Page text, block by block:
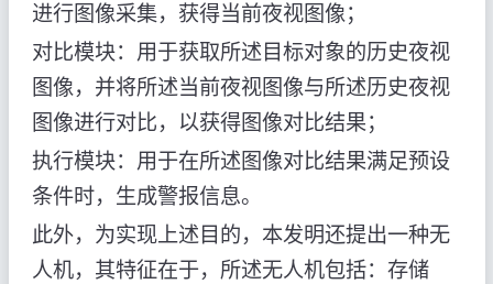
进行图像采集，获得当前夜视图像；
对比模块：用于获取所述目标对象的历史夜视
图像，并将所述当前夜视图像与所述历史夜视
图像进行对比，以获得图像对比结果；
执行模块：用于在所述图像对比结果满足预设
条件时，生成警报信息。
此外，为实现上述目的，本发明还提出一种无
人机，其特征在于，所述无人机包括：存储